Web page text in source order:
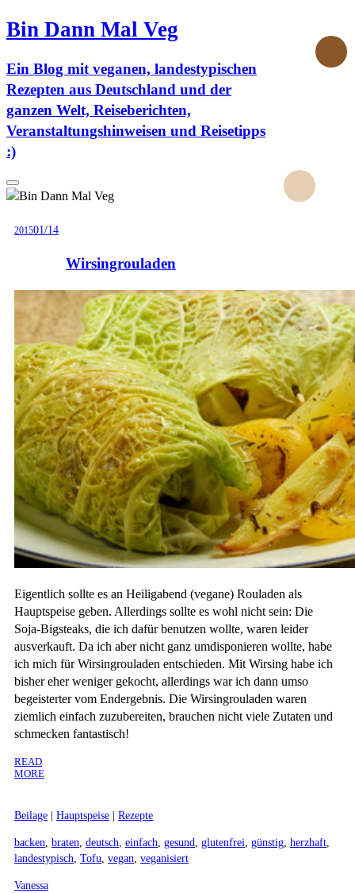
Bin Dann Mal Veg
Ein Blog mit veganen, landestypischen
Rezepten aus Deutschland und der
ganzen Welt, Reiseberichten,
Veranstaltungshinweisen und Reisetipps
:)
Search
201501/14
Wirsingrouladen
Eigentlich sollte es an Heiligabend (vegane) Rouladen als
Hauptspeise geben. Allerdings sollte es wohl nicht sein: Die
Soja-Bigsteaks, die ich dafür benutzen wollte, waren leider
ausverkauft. Da ich aber nicht ganz umdisponieren wollte, habe
ich mich für Wirsingrouladen entschieden. Mit Wirsing habe ich
bisher eher weniger gekocht, allerdings war ich dann umso
begeisterter vom Endergebnis. Die Wirsingrouladen waren
ziemlich einfach zuzubereiten, brauchen nicht viele Zutaten und
schmecken fantastisch!
READ
MORE
Beilage | Hauptspeise | Rezepte
backen braten deutsch einfach gesund glutenfrei günstig herzhaft
landestypisch Tofu vegan veganisiert
Vanessa